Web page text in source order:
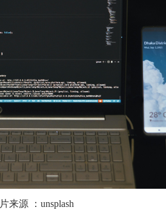
来源 ： unsplash